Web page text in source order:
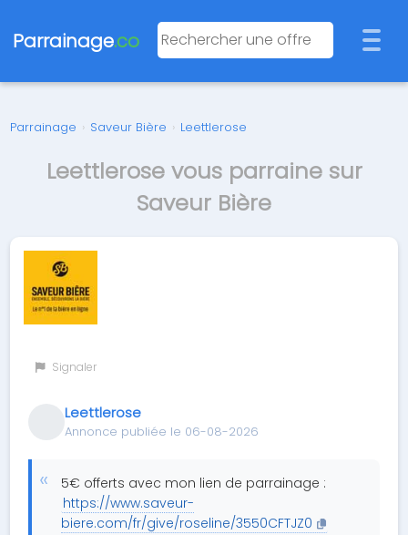
Parrainage.co
Parrainage › Saveur Bière › Leettlerose
Leettlerose vous parraine sur
Saveur Bière
Signaler
Leettlerose
Annonce publiée le 06-08-2026
5€ offerts avec mon lien de parrainage :
https://www.saveur-
biere.com/fr/give/roseline/3550CFTJZ0